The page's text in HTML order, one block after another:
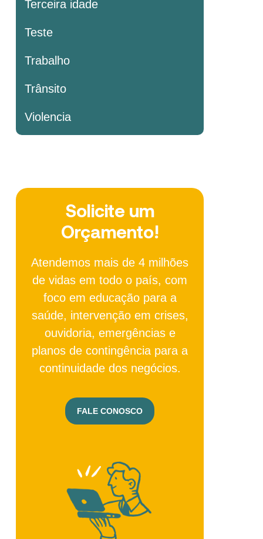
Terceira idade
Teste
Trabalho
Trânsito
Violencia
Solicite um
Orçamento!
Atendemos mais de 4 milhões
de vidas em todo o país, com
foco em educação para a
saúde, intervenção em crises,
ouvidoria, emergências e
planos de contingência para a
continuidade dos negócios.
FALE CONOSCO